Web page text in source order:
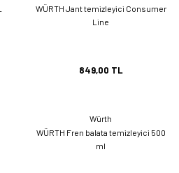
WÜRTH Jant temizleyici Consumer
Line
849,00 TL
Würth
WÜRTH Fren balata temizleyici 500
ml